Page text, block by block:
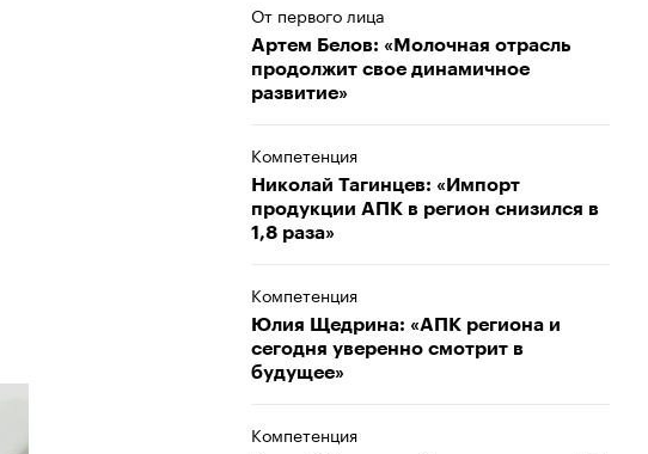
От первого лица
Артем Белов: «Молочная отрасль
продолжит свое динамичное
развитие»
Компетенция
Николай Тагинцев: «Импорт
продукции АПК в регион снизился в
1,8 раза»
Компетенция
Юлия Щедрина: «АПК региона и
сегодня уверенно смотрит в
будущее»
Компетенция